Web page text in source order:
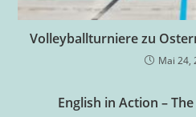
Volleyballturniere zu
Mai 24,
English in Action –